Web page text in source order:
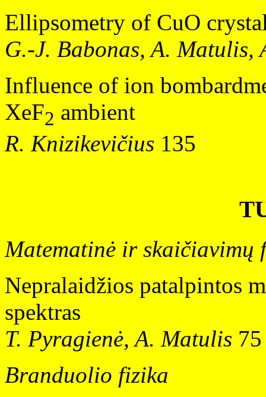
Ellipsometry of CuO
G.-J. Babonas, A. Matulis,
Influence of ion
XeF2 ambient
R. Knizikevičius 135
Matematinė ir skaičiavimų
Nepralaidžios patalpintos
spektras
T. Pyragienė, A. Matulis 75
Branduolio fizika